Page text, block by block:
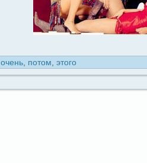
очень потом этого